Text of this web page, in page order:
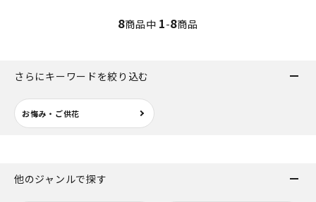
8商品中 1-8商品
さらにキーワードを絞り込む
お悔み・ご供花
他のジャンルで探す